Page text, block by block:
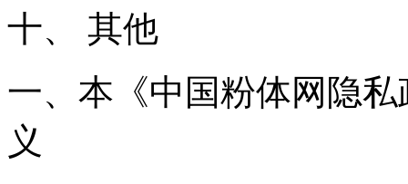
十、 其他
一、本《中国粉体网隐
义